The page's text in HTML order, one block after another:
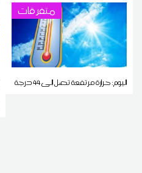
متفرقات
اليوم: حرارة مرتفعة تصل إلى 44 درجة